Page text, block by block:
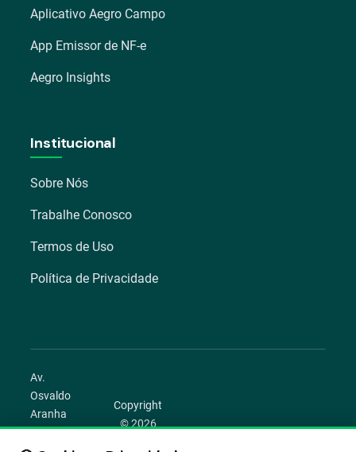
Aplicativo Aegro Campo
App Emissor de NF-e
Aegro Insights
Institucional
Sobre Nós
Trabalhe Conosco
Termos de Uso
Política de Privacidade
Av.
Osvaldo
Aranha
1022 –
Copyright
© 2026